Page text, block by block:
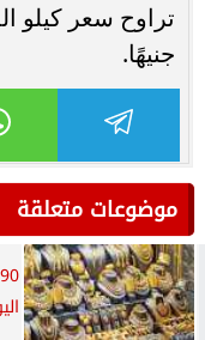
جنيهًا.
موضوعات متعلقة